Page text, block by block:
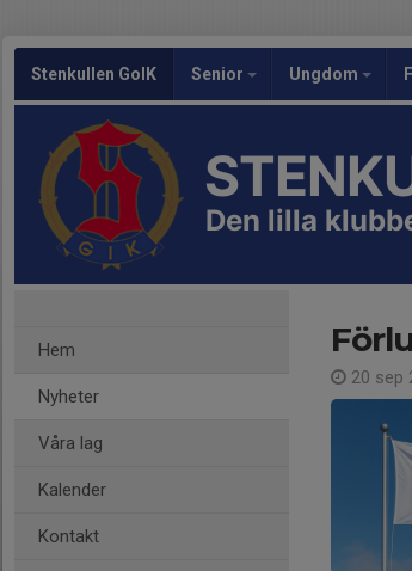
Stenkullen GoIK Senior Ungdom
Den lilla
Hem
Nyheter
Våra lag
Kalender
Kontakt
20 sep